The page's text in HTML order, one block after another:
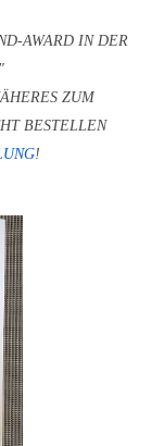
AWARD IN DER
ZUM
BESTELLEN
!